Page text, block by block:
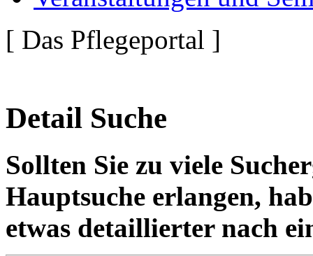
[ Das Pflegeportal ]
Detail Suche
Sollten Sie zu viele
Hauptsuche erlangen,
etwas detaillierter nach